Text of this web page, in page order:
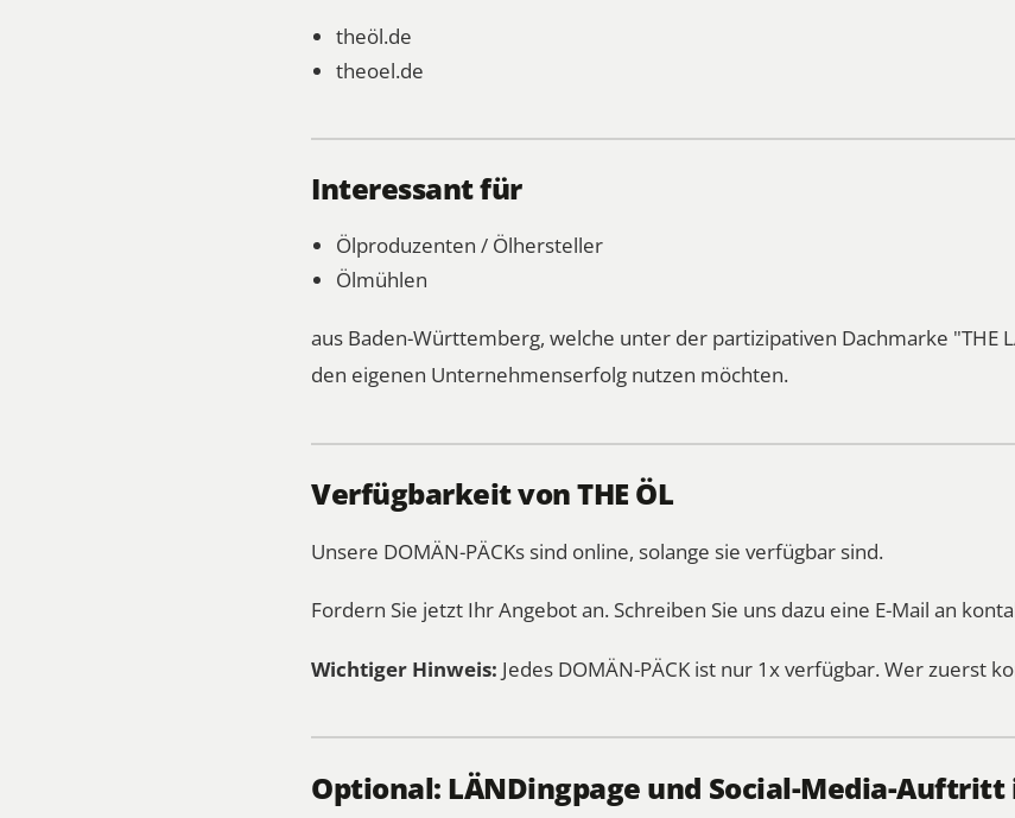
theöl.de
theoel.de
Interessant für
Ölproduzenten / Ölhersteller
Ölmühlen
aus Baden-Württemberg, welche unter der partizipativen Dachmarke "THE
den eigenen Unternehmenserfolg nutzen möchten.
Verfügbarkeit von THE ÖL
Unsere DOMÄN-PÄCKs sind online, solange sie verfügbar sind.
Fordern Sie jetzt Ihr Angebot an. Schreiben Sie uns dazu eine E-Mail an
Wichtiger Hinweis: Jedes DOMÄN-PÄCK ist nur 1x verfügbar. Wer zuerst
Optional: LÄNDingpage und Social-Media-Auftritt